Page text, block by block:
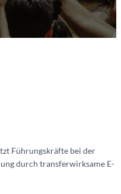
Führungskräfte bei der
durch transferwirksame E-